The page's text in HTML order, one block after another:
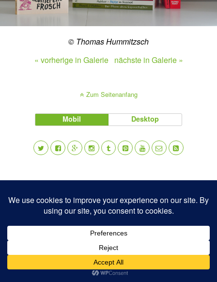
© Thomas Hummitzsch
« vorherige in Galerie nächste in Galerie »
Zum Seitenanfang
Mobil Desktop